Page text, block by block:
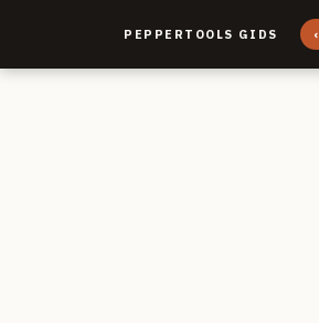
PEPPERTOOLS GIDS ‹